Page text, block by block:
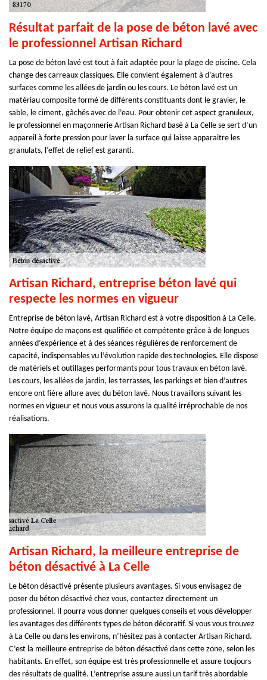
Résultat parfait de la pose de béton lavé avec
le professionnel Artisan Richard
La pose de béton lavé est tout à fait adaptée pour la plage de piscine. Cela
change des carreaux classiques. Elle convient également à d’autres
surfaces comme les allées de jardin ou les cours. Le béton lavé est un
matériau composite formé de différents constituants dont le gravier, le
sable, le ciment, gâchés avec de l’eau. Pour obtenir cet aspect granuleux,
le professionnel en maçonnerie Artisan Richard basé à La Celle se sert d’un
appareil à forte pression pour laver la surface qui laisse apparaitre les
granulats, l’effet de relief est garanti.
Artisan Richard, entreprise béton lavé qui
respecte les normes en vigueur
Entreprise de béton lavé, Artisan Richard est à votre disposition à La Celle.
Notre équipe de maçons est qualifiée et compétente grâce à de longues
années d’expérience et à des séances régulières de renforcement de
capacité, indispensables vu l’évolution rapide des technologies. Elle dispose
de matériels et outillages performants pour tous travaux en béton lavé.
Les cours, les allées de jardin, les terrasses, les parkings et bien d’autres
encore ont fière allure avec du béton lavé. Nous travaillons suivant les
normes en vigueur et nous vous assurons la qualité irréprochable de nos
réalisations.
Artisan Richard, la meilleure entreprise de
béton désactivé à La Celle
Le béton désactivé présente plusieurs avantages. Si vous envisagez de
poser du béton désactivé chez vous, contactez directement un
professionnel. Il pourra vous donner quelques conseils et vous développer
les avantages des différents types de béton décoratif. Si vous vous trouvez
à La Celle ou dans les environs, n’hésitez pas à contacter Artisan Richard.
C’est la meilleure entreprise de béton désactivé dans cette zone, selon les
habitants. En effet, son équipe est très professionnelle et assure toujours
des résultats de qualité. L’entreprise assure aussi un tarif très abordable